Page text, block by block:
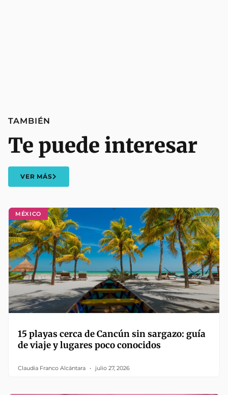
MÉXICO
15 playas cerca de Cancún sin sargazo: guía
de viaje y lugares poco conocidos
Claudia Franco Alcántara julio 27, 2026
TAMBIÉN
Te puede interesar
VER MÁS